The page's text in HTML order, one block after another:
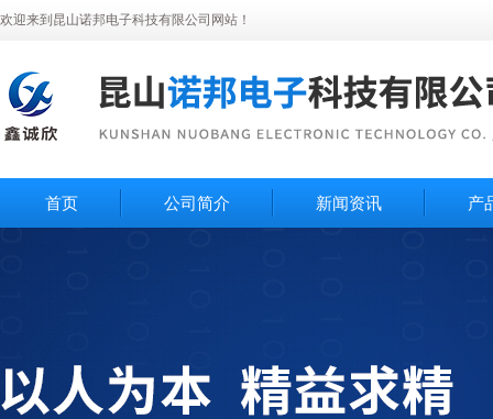
欢迎来到昆山诺邦电子科技有限公司网站！
首页 公司简介 新闻资讯 产